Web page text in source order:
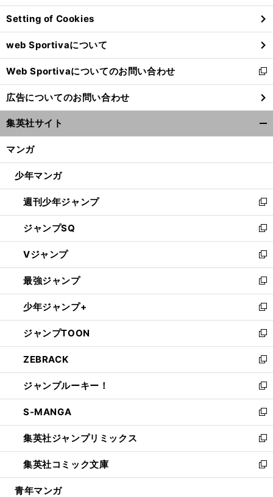
ン
ド
ウ
で
開
く
Setting of Cookies
web Sportivaについて
Web Sportivaについてのお問い合わせ
新
し
い
ウ
ィ
ン
ウ
開
く
広告についてのお問い合わせ
集英社サイト
マンガ
少年マンガ
週刊少年ジャンプ
新
し
い
ウ
ィ
ン
ド
ウ
で
開
く
ジャンプSQ
新
し
い
ウ
ィ
ン
ド
ウ
で
開
く
Vジャンプ
新
し
い
ウ
ィ
ン
ド
ウ
で
開
く
最強ジャンプ
新
し
い
ウ
ィ
ン
ド
ウ
で
開
く
少年ジャンプ+
新
し
い
ウ
ィ
ン
ド
ウ
で
開
く
ジャンプTOON
新
し
い
ウ
ィ
ン
ド
ウ
で
開
く
ZEBRACK
新
し
い
ウ
ィ
ン
ド
ウ
で
開
ジャンプルーキー！
新
し
い
ウ
ィ
ン
ド
ウ
S-MANGA
新
し
い
ウ
ィ
ン
集英社ジャンプリミックス
新
し
い
ウ
集英社コミック文庫
新
し
青年マンガ